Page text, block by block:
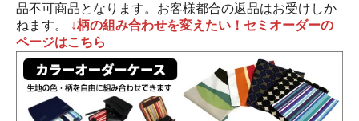
品不可商品となります。お客様都合の返品はお受けしか
ねます。
↓柄の組み合わせを変えたい！セミオーダーの
ページはこちら